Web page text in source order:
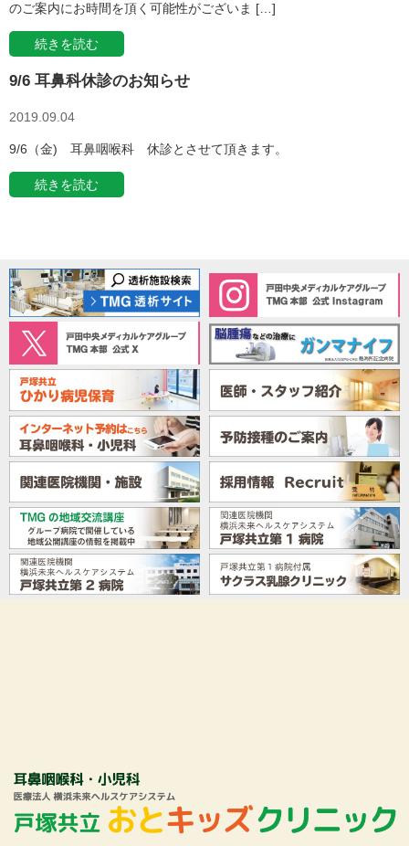
のご案内にお時間を頂く可能性がございま […]
続きを読む
9/6 耳鼻科休診のお知らせ
2019.09.04
9/6（金) 耳鼻咽喉科 休診とさせて頂きます。
続きを読む